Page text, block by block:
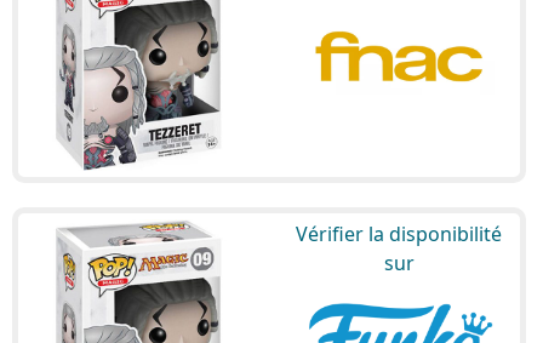
Vérifier la disponibilité
sur